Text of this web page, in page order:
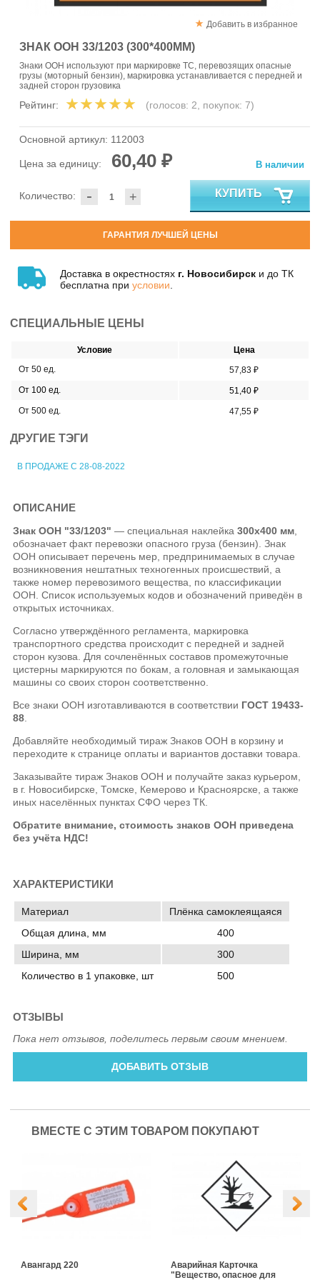
Добавить в избранное
ЗНАК ООН 33/1203 (300*400ММ)
Знаки ООН используют при маркировке ТС, перевозящих опасные
грузы (моторный бензин), маркировка устанавливается с передней и
задней сторон грузовика
Рейтинг: (голосов: 2, покупок: 7)
Основной артикул: 112003
Цена за единицу: 60,40 ₽
- +
Количество:
В наличии
КУПИТЬ
ГАРАНТИЯ ЛУЧШЕЙ ЦЕНЫ
Доставка в окрестностях г. Новосибирск и до ТК
бесплатна при условии
СПЕЦИАЛЬНЫЕ ЦЕНЫ
Условие
Цена
От 50 ед.
57,83 ₽
От 100 ед.
51,40 ₽
От 500 ед.
47,55 ₽
ДРУГИЕ ТЭГИ
В ПРОДАЖЕ С 28-08-2022
ОПИСАНИЕ
Знак ООН "33/1203" — специальная наклейка300x400 мм,
обозначает факт перевозки опасного груза (бензин). Знак
ООН описывает перечень мер, предпринимаемых в случае
возникновения нештатных техногенных происшествий, а
также номер перевозимого вещества, по классификации
ООН. Список используемых кодов и обозначений приведён в
открытых источниках.
Согласно утверждённого регламента, маркировка
транспортного средства происходит с передней и задней
сторон кузова. Для сочленённых составов промежуточные
цистерны маркируются по бокам, а головная и замыкающая
машины со своих сторон соответственно.
Все знаки ООН изготавливаются в соответствии ГОСТ 19433-
88.
Добавляйте необходимый тираж Знаков ООН в корзину и
переходите к странице оплаты и вариантов доставки товара.
Заказывайте тираж Знаков ООН и получайте заказ курьером,
в г. Новосибирске, Томске, Кемерово и Красноярске, а также
иных населённых пунктах СФО через ТК.
Обратите внимание, стоимость знаков ООН приведена
без учёта НДС!
ХАРАКТЕРИСТИКИ
Материал
Плёнка самоклеящаяся
Общая длина, мм
400
Ширина, мм
300
Количество в 1 упаковке, шт
500
ОТЗЫВЫ
Пока нет отзывов, поделитесь первым своим мнением.
ДОБАВИТЬ ОТЗЫВ
ВМЕСТЕ С ЭТИМ ТОВАРОМ ПОКУПАЮТ
Авангард 220
Аварийная Карточка
"Вещество, опасное для